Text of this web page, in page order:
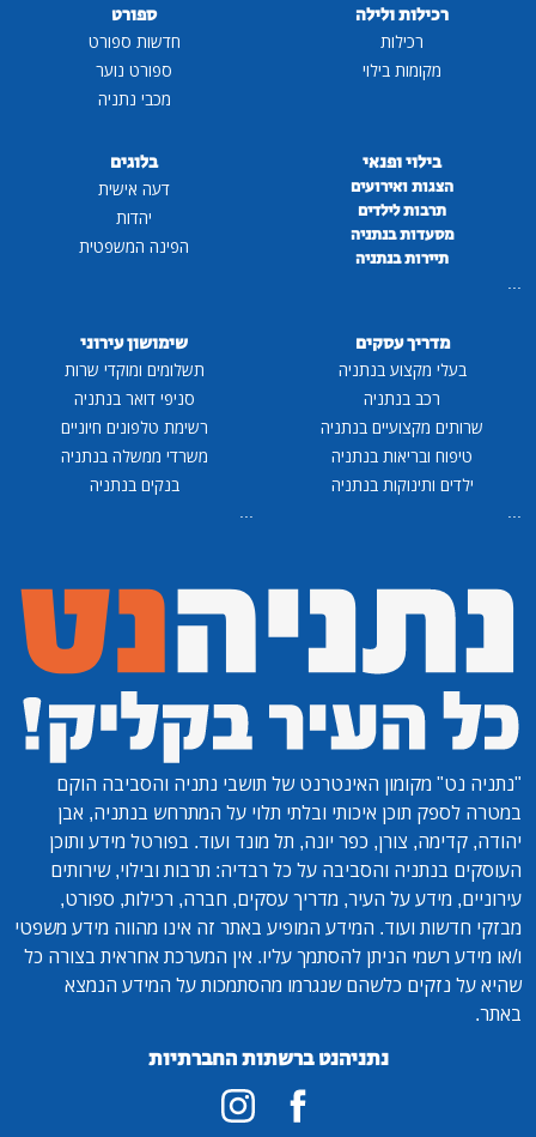
רכילות ולילה
רכילות
מקומות בילוי
ספורט
חדשות ספורט
ספורט נוער
מכבי נתניה
בילוי ופנאי
הצגות ואירועים
תרבות לילדים
מסעדות בנתניה
תיירות בנתניה
בלוגים
דעה אישית
יהדות
הפינה המשפטית
מדריך עסקים
בעלי מקצוע בנתניה
רכב בנתניה
שרותים מקצועיים בנתניה
טיפוח ובריאות בנתניה
ילדים ותינוקות בנתניה
שימושון עירוני
תשלומים ומוקדי שרות
סניפי דואר בנתניה
רשימת טלפונים חיוניים
משרדי ממשלה בנתניה
בנקים בנתניה
"נתניה נט" מקומון האינטרנט של תושבי נתניה והסביבה הוקם
במטרה לספק תוכן איכותי ובלתי תלוי על המתרחש בנתניה, אבן
יהודה, קדימה, צורן, כפר יונה, תל מונד ועוד. בפורטל מידע ותוכן
העוסקים בנתניה והסביבה על כל רבדיה: תרבות ובילוי, שירותים
עירוניים, מידע על העיר, מדריך עסקים, חברה, רכילות, ספורט,
מבזקי חדשות ועוד. המידע המופיע באתר זה אינו מהווה מידע משפטי
ו/או מידע רשמי הניתן להסתמך עליו. אין המערכת אחראית בצורה כל
שהיא על נזקים כלשהם שנגרמו מהסתמכות על המידע הנמצא
באתר.
נתניהנט ברשתות החברתיות